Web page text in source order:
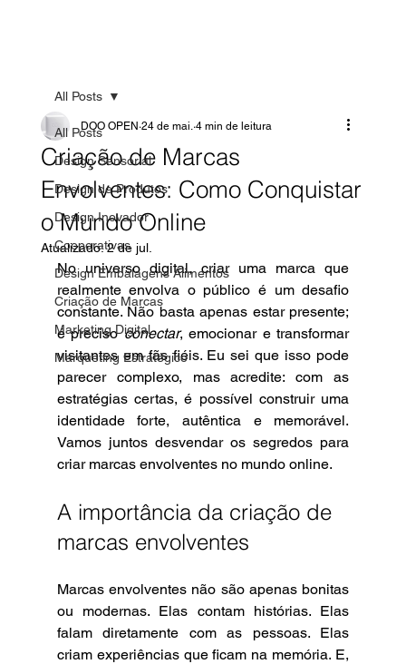
All Posts
Design Sensorial
Design de Produtos
Design Inovador
Cooperativas
Design Embalagens Alimentos
Criação de Marcas
Marketing Digital
Marqueting Estratégico
All Posts
Criação de Marcas
Envolventes: Como Conquistar
o Mundo Online
DOO OPEN 24 de mai. 4 min de leitura
Atualizado:2 de jul.
No universo digital, criar uma marca que
realmente envolva o público é um desafio
constante. Não basta apenas estar presente;
é preciso conectar, emocionar e transformar
visitantes em fãs fiéis. Eu sei que isso pode
parecer complexo, mas acredite: com as
estratégias certas, é possível construir uma
identidade forte, autêntica e memorável.
Vamos juntos desvendar os segredos para
criar marcas envolventes no mundo online.
A importância da criação de
marcas envolventes
Marcas envolventes não são apenas bonitas
ou modernas. Elas contam histórias. Elas
falam diretamente com as pessoas. Elas
criam experiências que ficam na memória. E,